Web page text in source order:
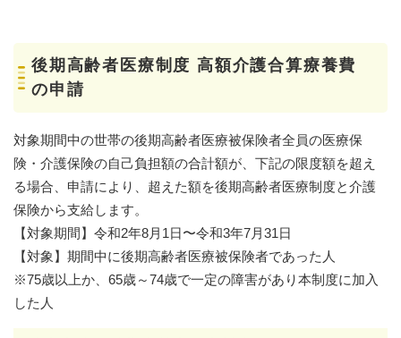
後期高齢者医療制度 高額介護合算療養費
の申請
対象期間中の世帯の後期高齢者医療被保険者全員の医療保
険・介護保険の自己負担額の合計額が、下記の限度額を超え
る場合、申請により、超えた額を後期高齢者医療制度と介護
保険から支給します。
【対象期間】令和2年8月1日〜令和3年7月31日
【対象】期間中に後期高齢者医療被保険者であった人
※75歳以上か、65歳～74歳で一定の障害があり本制度に加入
した人